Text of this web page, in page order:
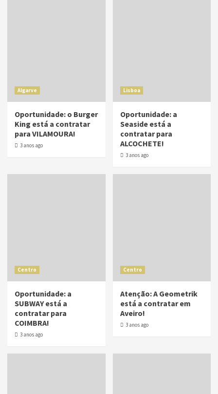
Algarve
Oportunidade: o Burger
King está a contratar
para VILAMOURA!
3 anos ago
Lisboa
Oportunidade: a
Seaside está a
contratar para
ALCOCHETE!
3 anos ago
Centro
Oportunidade: a
SUBWAY está a
contratar para
COIMBRA!
3 anos ago
Centro
Atenção: A Geometrik
está a contratar em
Aveiro!
3 anos ago